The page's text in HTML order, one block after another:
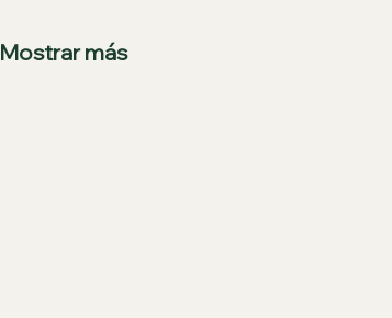
Mostrar más